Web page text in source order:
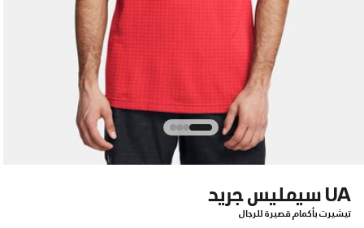
UA سيمليس جريد
تيشيرت بأكمام قصيرة للرجال